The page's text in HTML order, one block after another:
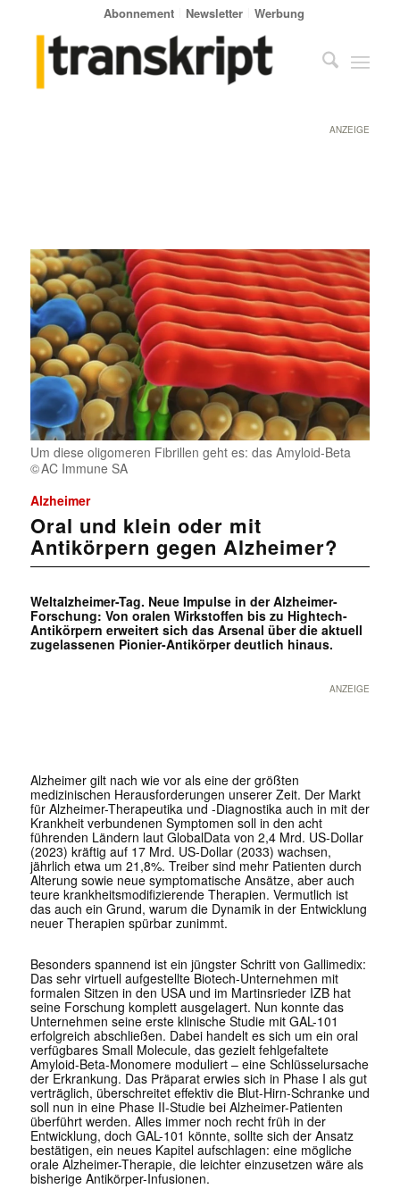
Abonnement Newsletter Werbung
ANZEIGE
Um diese oligomeren Fibrillen geht es: das Amyloid-Beta
AC Immune SA
Alzheimer
Oral und klein oder mit
Antikörpern gegen Alzheimer?
Weltalzheimer-Tag. Neue Impulse in der Alzheimer-
Forschung: Von oralen Wirkstoffen bis zu Hightech-
Antikörpern erweitert sich das Arsenal über die aktuell
zugelassenen Pionier-Antikörper deutlich hinaus.
ANZEIGE
Alzheimer gilt nach wie vor als eine der größten
medizinischen Herausforderungen unserer Zeit. Der Markt
für Alzheimer-Therapeutika und -Diagnostika auch in mit der
Krankheit verbundenen Symptomen soll in den acht
führenden Ländern laut GlobalData von 2,4 Mrd. US-Dollar
(2023) kräftig auf 17 Mrd. US-Dollar (2033) wachsen,
jährlich etwa um 21,8%. Treiber sind mehr Patienten durch
Alterung sowie neue symptomatische Ansätze, aber auch
teure krankheitsmodifizierende Therapien. Vermutlich ist
das auch ein Grund, warum die Dynamik in der Entwicklung
neuer Therapien spürbar zunimmt.
Besonders spannend ist ein jüngster Schritt von Gallimedix:
Das sehr virtuell aufgestellte Biotech-Unternehmen mit
formalen Sitzen in den USA und im Martinsrieder IZB hat
seine Forschung komplett ausgelagert. Nun konnte das
Unternehmen seine erste klinische Studie mit GAL-101
erfolgreich abschließen. Dabei handelt es sich um ein oral
verfügbares Small Molecule, das gezielt fehlgefaltete
Amyloid-Beta-Monomere moduliert – eine Schlüsselursache
der Erkrankung. Das Präparat erwies sich in Phase I als gut
verträglich, überschreitet effektiv die Blut-Hirn-Schranke und
soll nun in eine Phase II-Studie bei Alzheimer-Patienten
überführt werden. Alles immer noch recht früh in der
Entwicklung, doch GAL-101 könnte, sollte sich der Ansatz
bestätigen, ein neues Kapitel aufschlagen: eine mögliche
orale Alzheimer-Therapie, die leichter einzusetzen wäre als
bisherige Antikörper-Infusionen.